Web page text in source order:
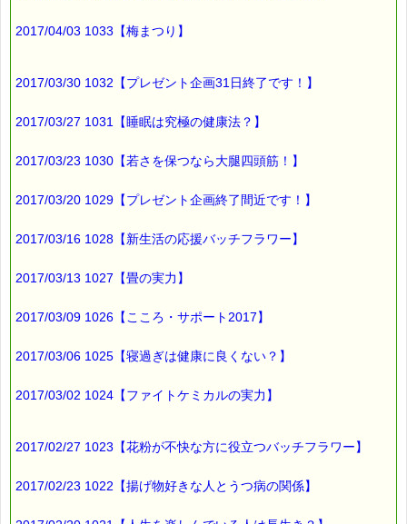
2017/04/03 1033【梅まつり】
2017/03/30 1032【プレゼント企画31日終了です！】
2017/03/27 1031【睡眠は究極の健康法？】
2017/03/23 1030【若さを保つなら大腿四頭筋！】
2017/03/20 1029【プレゼント企画終了間近です！】
2017/03/16 1028【新生活の応援バッチフラワー】
2017/03/13 1027【畳の実力】
2017/03/09 1026【こころ・サポート2017】
2017/03/06 1025【寝過ぎは健康に良くない？】
2017/03/02 1024【ファイトケミカルの実力】
2017/02/27 1023【花粉が不快な方に役立つバッチフラワー】
2017/02/23 1022【揚げ物好きな人とうつ病の関係】